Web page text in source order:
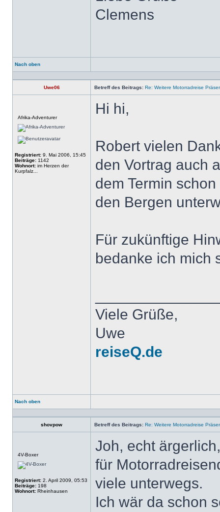
Clemens
Nach oben
Profil
Uwe06 Betreff des Beitrags: Re: Weitere Motorradreise
Afrika-Adventurer
Registriert: 9. Mai 2006, 15:45
Beiträge: 1142
Wohnort: im Herzen der
Kurpfalz...
Hi hi,
Robert vielen
den Vortrag auch
dem Termin
den Bergen
Für zukünftige
bedanke ich mich
Viele Grüße,
Uwe
reiseQ.de
Nach oben
Profil
shovpow Betreff des Beitrags: Re: Weitere Motorradreise
4V-Boxer
Registriert: 2. April 2009, 05:53
Beiträge: 198
Wohnort: Rheinhausen
Joh, echt
für
viele unterwegs.
Ich wär da schon